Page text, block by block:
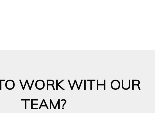
WORK WITH OUR
TEAM?